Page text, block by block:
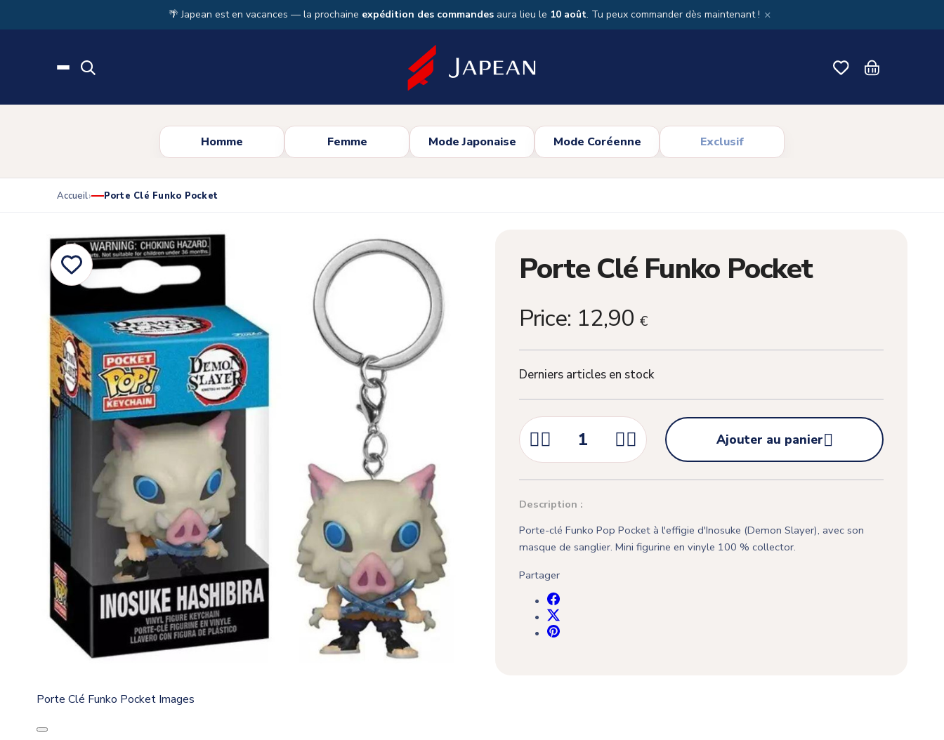
🌴 Japean est en vacances — la prochaine expédition des commandes aura lieu le 10 août. Tu peux commander dès maintenant ! ×
Homme Femme Mode Japonaise Mode Coréenne Exclusif
Accueil Porte Clé Funko Pocket
Porte Clé Funko Pocket Images
Porte Clé Funko Pocket
Price: 12,90 €
Derniers articles en stock
  
Ajouter au panier
Description :
Porte-clé Funko Pop Pocket à l'effigie d'Inosuke (Demon Slayer), avec son
masque de sanglier. Mini figurine en vinyle 100 % collector.
Partager